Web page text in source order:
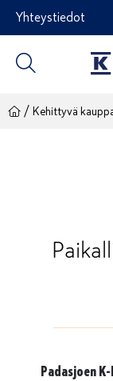
Siirry
sisältöön
Yhteystiedot
/ Kehittyvä
Padasjoen